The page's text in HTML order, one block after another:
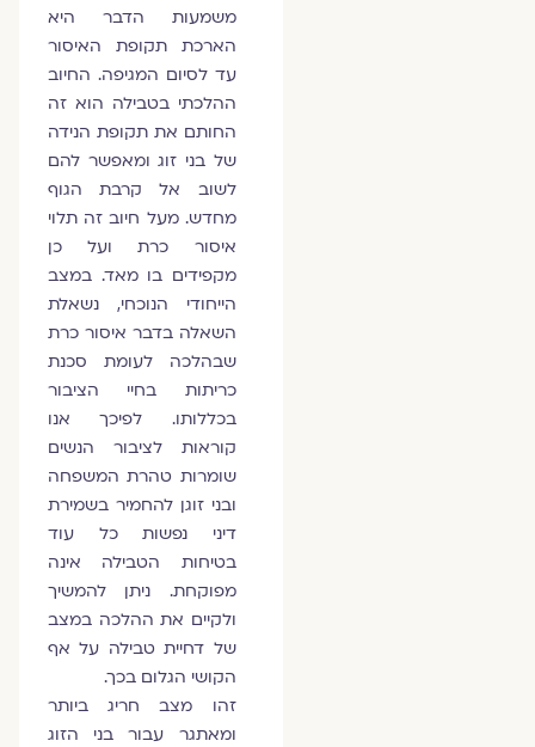
משמעות הדבר היא
הארכת תקופת האיסור
עד לסיום המגיפה. החיוב
ההלכתי בטבילה הוא זה
החותם את תקופת הנידה
של בני זוג ומאפשר להם
לשוב אל קרבת הגוף
מחדש. מעל חיוב זה תלוי
איסור כרת ועל כן
מקפידים בו מאד. במצב
הייחודי הנוכחי, נשאלת
השאלה בדבר איסור כרת
שבהלכה לעומת סכנת
כריתות בחיי הציבור
בכללותו. לפיכך אנו
קוראות לציבור הנשים
שומרות טהרת המשפחה
ובני זוגן להחמיר בשמירת
דיני נפשות כל עוד
בטיחות הטבילה אינה
מפוקחת. ניתן להמשיך
ולקיים את ההלכה במצב
של דחיית טבילה על אף
הקושי הגלום בכך.
זהו מצב חריג ביותר
ומאתגר עבור בני הזוג